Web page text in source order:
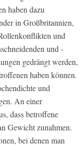
haben dazu
in Großbritannien,
und
und -
gedrängt werden,
haben können.
und
An einer
dass betroffene
Gewicht zunahmen.
bei denen man